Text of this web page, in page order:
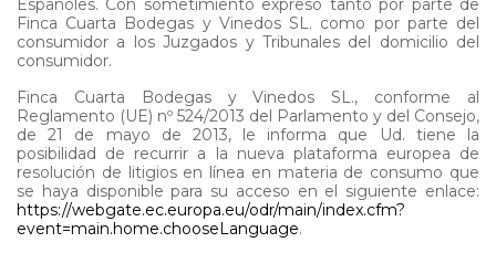
Españoles. Con sometimiento expreso tanto por parte de
Finca Cuarta Bodegas y Vinedos SL. como por parte del
consumidor a los Juzgados y Tribunales del domicilio del
consumidor.
Finca Cuarta Bodegas y Vinedos SL., conforme al
Reglamento (UE) nº 524/2013 del Parlamento y del Consejo,
de 21 de mayo de 2013, le informa que Ud. tiene la
posibilidad de recurrir a la nueva plataforma europea de
resolución de litigios en línea en materia de consumo que
se haya disponible para su acceso en el siguiente enlace:
https://webgate.ec.europa.eu/odr/main/index.cfm?
event=main.home.chooseLanguage.